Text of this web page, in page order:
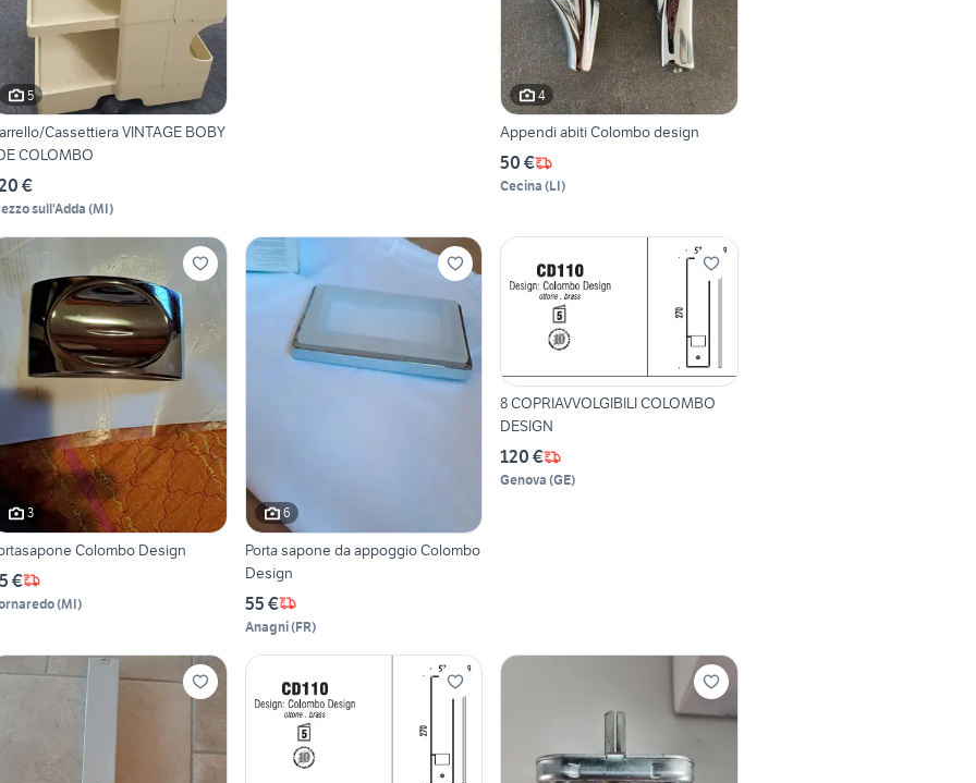
5
Cassettiera VINTAGE BOBY
COLOMBO
€
sull'Adda (MI)
4
Appendi abiti Colombo design
50 €
Cecina (LI)
3
Colombo Design
€
(MI)
6
Porta sapone da appoggio Colombo
Design
55 €
Anagni(FR)
8 COPRIAVVOLGIBILI COLOMBO
DESIGN
120 €
Genova (GE)